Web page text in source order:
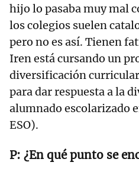
hijo lo pasaba muy mal
los colegios suelen
pero no es así. Tienen
Iren está cursando un
diversificación
para dar respuesta a la
alumnado escolarizado
ESO).
¿En qué punto se